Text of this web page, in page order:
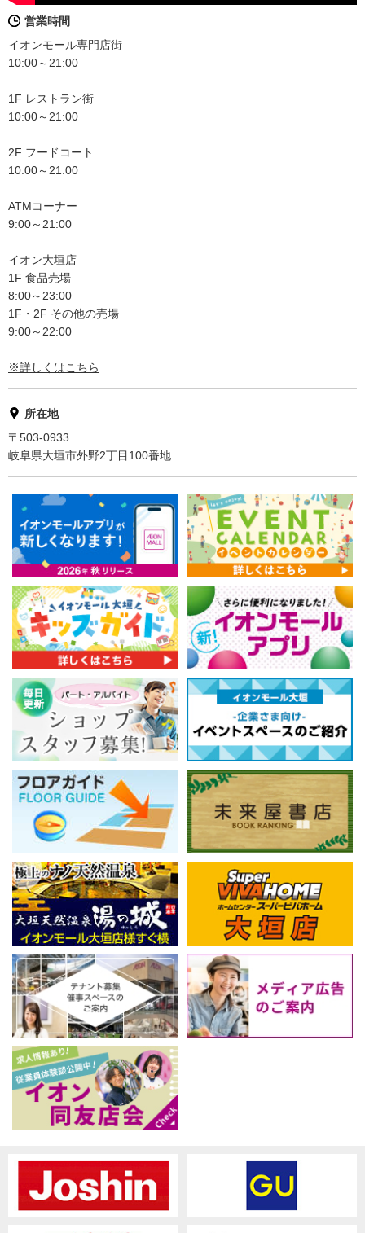
営業時間
イオンモール専門店街
10:00～21:00
1F レストラン街
10:00～21:00
2F フードコート
10:00～21:00
ATMコーナー
9:00～21:00
イオン大垣店
1F 食品売場
8:00～23:00
1F・2F その他の売場
9:00～22:00
※詳しくはこちら
所在地
〒503-0933
岐阜県大垣市外野2丁目100番地